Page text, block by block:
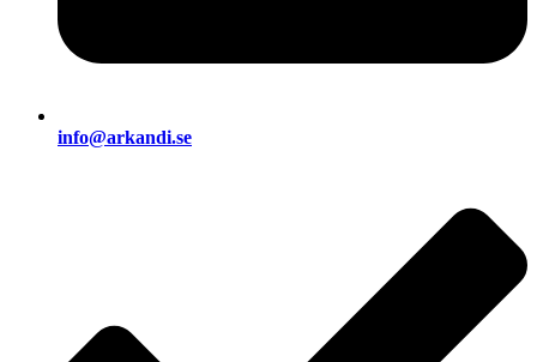
info@arkandi.se